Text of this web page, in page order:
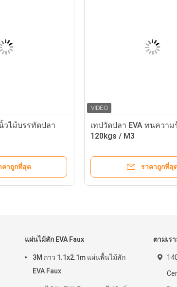
วไม้บรรทัดปลา
คาถูกที่สุด
เทปวัดปลา EVA ทนควา
120kgs / M3
ราคาถูกที่สุ
แผ่นไม้สัก EVA Faux
3M กาว 1.1x2.1m แผ่นพื้นไม้สัก
EVA Faux
ตามเร